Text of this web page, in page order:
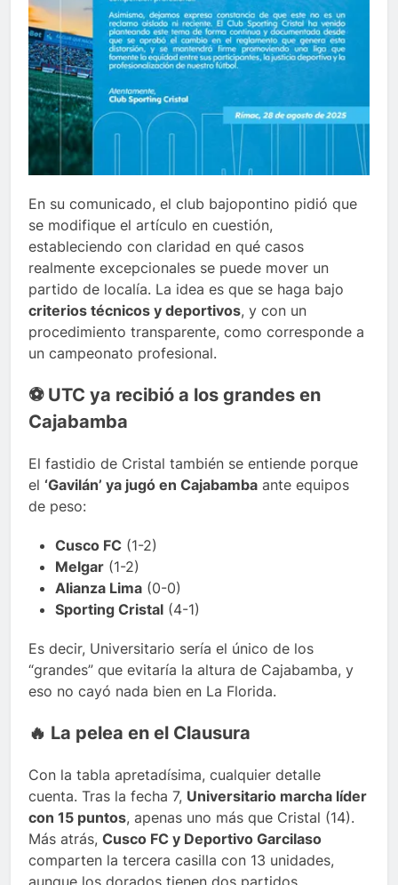
En su comunicado, el club bajopontino pidió que
se modifique el artículo en cuestión,
estableciendo con claridad en qué casos
realmente excepcionales se puede mover un
partido de localía. La idea es que se haga bajo
criterios técnicos y deportivos, y con un
procedimiento transparente, como corresponde a
un campeonato profesional.
⚽ UTC ya recibió a los grandes en
Cajabamba
El fastidio de Cristal también se entiende porque
el ‘Gavilán’ ya jugó en Cajabamba ante equipos
de peso:
Cusco FC (1-2)
Melgar (1-2)
Alianza Lima (0-0)
Sporting Cristal (4-1)
Es decir, Universitario sería el único de los
“grandes” que evitaría la altura de Cajabamba, y
eso no cayó nada bien en La Florida.
🔥 La pelea en el Clausura
Con la tabla apretadísima, cualquier detalle
cuenta. Tras la fecha 7, Universitario marcha líder
con 15 puntos, apenas uno más que Cristal (14).
Más atrás, Cusco FC y Deportivo Garcilaso
comparten la tercera casilla con 13 unidades,
aunque los dorados tienen dos partidos